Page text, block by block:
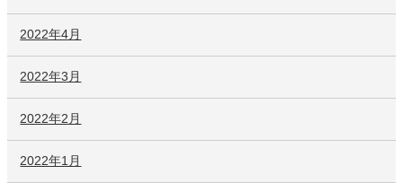
2022年4月
2022年3月
2022年2月
2022年1月